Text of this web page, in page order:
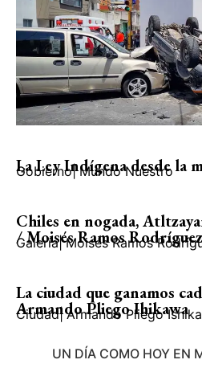
La Ley Indígena desde la
Gobierno| Mundo Nuestro
Chiles en nogada,
/ Moisés Ramos Rodríguez
Galería| Moisés Ramos
La ciudad que ganamos
Armando Pliego Ihikawa
Ciudad| Armando Pliego
UN DÍA COMO HOY EN